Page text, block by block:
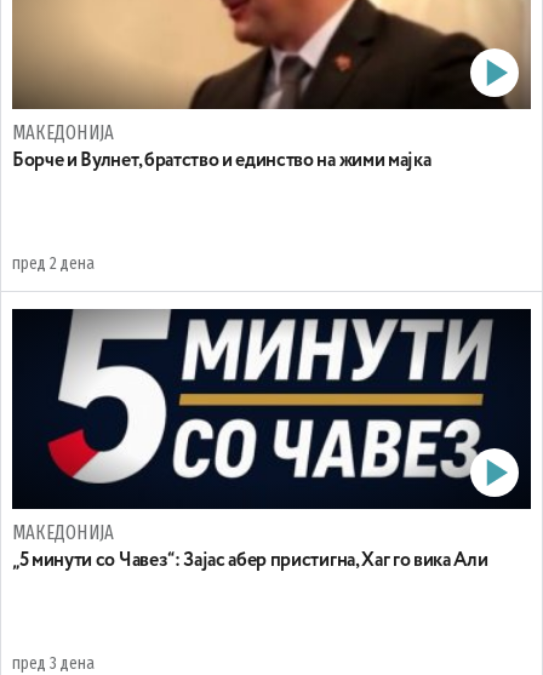
МАКЕДОНИЈА
Борче и Вулнет, братство и единство на жими мајка
пред 2 дена
МАКЕДОНИЈА
„5 минути со Чавез“: Зајас абер пристигна, Хаг го вика Али
пред 3 дена